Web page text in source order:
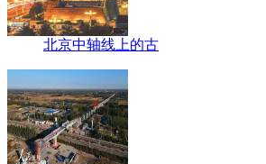
北京中轴线上的古